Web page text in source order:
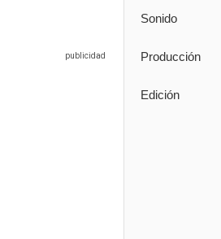
Sonido
Producción
Edición